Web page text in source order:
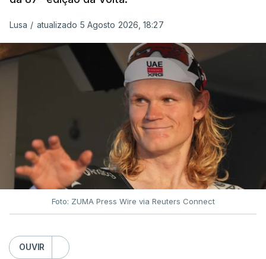
Lusa / atualizado 5 Agosto 2026, 18:27
Foto: ZUMA Press Wire via Reuters Connect
OUVIR